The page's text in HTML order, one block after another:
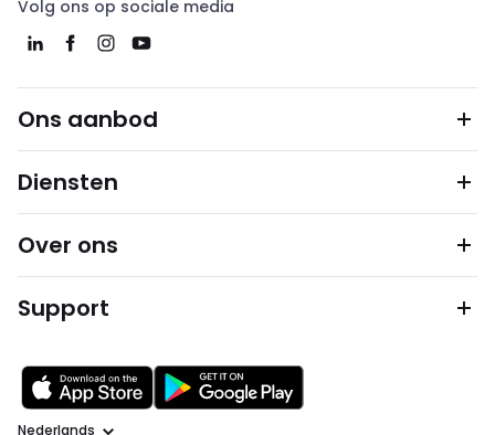
Volg ons op sociale media
Ons aanbod
Diensten
Over ons
Support